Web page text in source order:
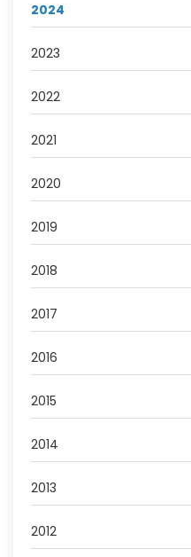
2024
2023
2022
2021
2020
2019
2018
2017
2016
2015
2014
2013
2012